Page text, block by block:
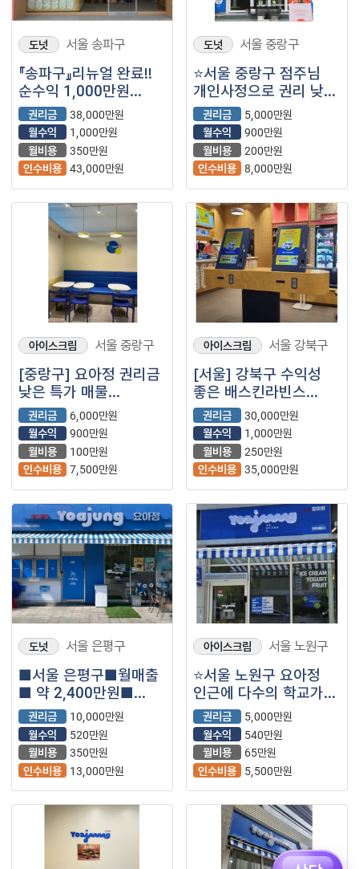
도넛 서울 송파구
『송파구』리뉴얼 완료!!
순수익 1,000만원
【배스킨라빈스】
권리금
38,000만원
월수익
1,000만원
월비용
350만원
인수비용 43,000만원
도넛 서울 중랑구
⭐서울 중랑구 점주님
개인사정으로 권리 낮게
나온 요아정
(요거트아이스크림의정
석) 매장을 소개합니다⭐
권리금
5,000만원
월수익
900만원
월비용
200만원
인수비용 8,000만원
아이스크림 서울 중랑구
[중랑구] 요아정 권리금
낮은 특가 매물
떴습니다! 매니아층
탄탄해 매출잘나오는
요아정
권리금
6,000만원
월수익
900만원
월비용
100만원
인수비용 7,500만원
아이스크림 서울 강북구
[서울] 강북구 수익성
좋은 배스킨라빈스
매장을 소개합니다!
양도양수 /투잡
권리금
30,000만원
월수익
1,000만원
월비용
250만원
인수비용 35,000만원
도넛 서울 은평구
■서울 은평구■월매출
■ 약 2,400만원■
요아정 매장나왔습니다.
권리금
10,000만원
월수익
520만원
월비용
350만원
인수비용
13,000만원
아이스크림 서울 노원구
⭐서울 노원구 요아정
인근에 다수의 학교가
있어 실수요자층이 많은
지역입니다.
권리금
5,000만원
월수익
540만원
월비용
65만원
인수비용
5,500만원